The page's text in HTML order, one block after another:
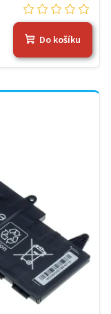
Do košíku